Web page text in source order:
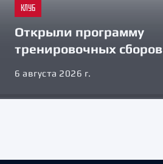
КЛУБ
Открыли программу
тренировочных сборов
6 августа 2026 г.